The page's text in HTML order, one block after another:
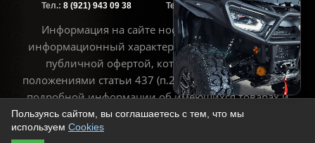
Тел.: 8 (921) 943 09 38
Тел.:8 (921) 943 09 38
Информация на сайте носит исключительно
информационный характер и не может считаться
публичной офертой, которая определяется
положениями статьи 437 (п.2) ГК РФ. Для получения
подробной информации об имеющихся товарах и
ценах воспользуйтесь контактами, указанными на
Пользуясь сайтом, вы соглашаетесь с тем, что мы
используем Cookies